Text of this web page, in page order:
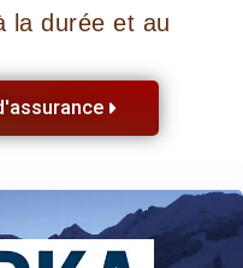
la durée et au